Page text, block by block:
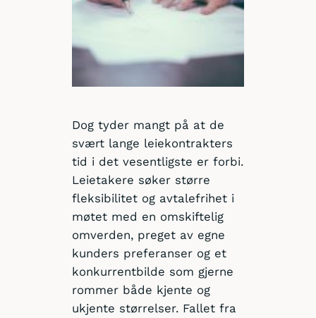
Dog tyder mangt på at de
svært lange leiekontrakters
tid i det vesentligste er forbi.
Leietakere søker større
fleksibilitet og avtalefrihet i
møtet med en omskiftelig
omverden, preget av egne
kunders preferanser og et
konkurrentbilde som gjerne
rommer både kjente og
ukjente størrelser. Fallet fra